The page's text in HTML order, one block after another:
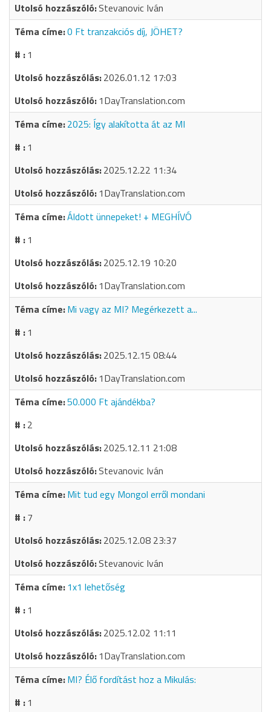
Stevanovic Iván
0 Ft tranzakciós díj, JÖHET?
1
2026.01.12 17:03
1DayTranslation.com
2025: Így alakította át az MI
1
2025.12.22 11:34
1DayTranslation.com
Áldott ünnepeket! + MEGHÍVÓ
1
2025.12.19 10:20
1DayTranslation.com
Mi vagy az MI? Megérkezett a...
1
2025.12.15 08:44
1DayTranslation.com
50.000 Ft ajándékba?
2
2025.12.11 21:08
Stevanovic Iván
Mit tud egy Mongol erről mondani
7
2025.12.08 23:37
Stevanovic Iván
1x1 lehetőség
1
2025.12.02 11:11
1DayTranslation.com
MI? Élő fordítást hoz a Mikulás:
1